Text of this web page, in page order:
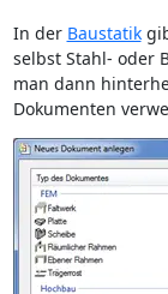
In der Baustatik
selbst Stahl- oder
man dann
Dokumenten